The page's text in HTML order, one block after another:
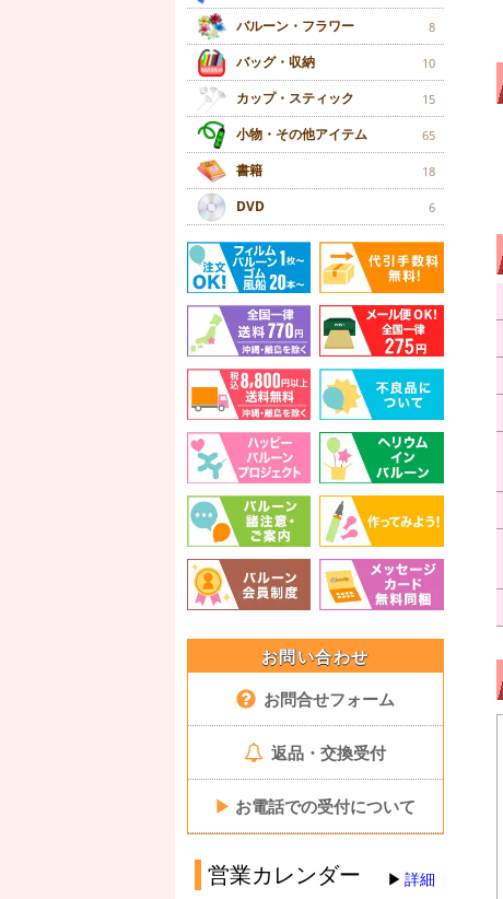
バルーン・フラワー 8
バッグ・収納 10
カップ・スティック 15
小物・その他アイテム 65
書籍 18
DVD 6
お問い合わせ
お問合せフォーム
返品・交換受付
▶ お電話での受付について
営業カレンダー 詳細